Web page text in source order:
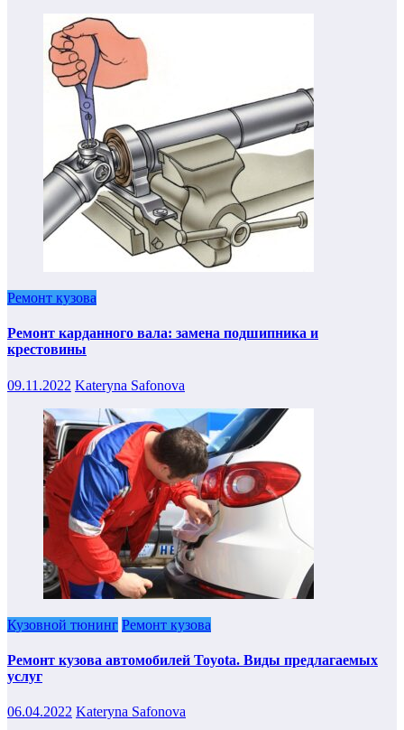
Ремонт кузова
Ремонт карданного вала: замена подшипника и
крестовины
09.11.2022 Kateryna Safonova
Кузовной тюнинг Ремонт кузова
Ремонт кузова автомобилей Toyota. Виды предлагаемых
услуг
06.04.2022 Kateryna Safonova